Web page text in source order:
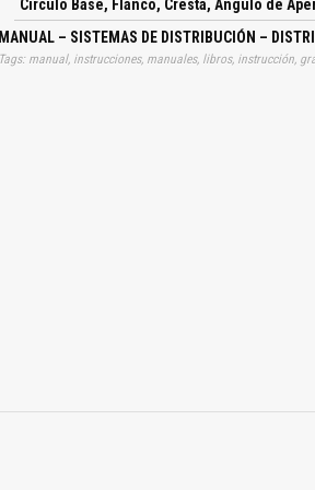
Círculo Base, Flanco, Cresta, Ángulo de
MANUAL – SISTEMAS DE DISTRIBUCIÓN –